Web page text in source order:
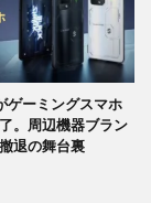
ゲーミングスマホ
。周辺機器ブラン
退の舞台裏